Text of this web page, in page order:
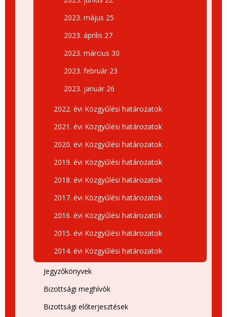
2023. május 25
2023. április 27
2023. március 30
2023. február 23
2023. január 26
2022. évi Közgyűlési határozatok
2021. évi Közgyűlési határozatok
2020. évi Közgyűlési határozatok
2019. évi Közgyűlési határozatok
2018. évi Közgyűlési határozatok
2017. évi Közgyűlési határozatok
2016. évi Közgyűlési határozatok
2015. évi Közgyűlési határozatok
2014. évi Közgyűlési határozatok
Jegyzőkönyvek
Bizottsági meghívók
Bizottsági előterjesztések